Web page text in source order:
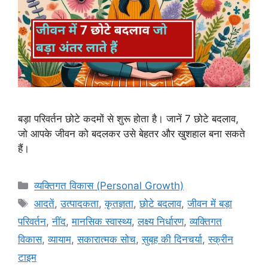
बड़ा परिवर्तन छोटे कदमों से शुरू होता है। जानें 7 छोटे बदलाव,
जो आपके जीवन को बदलकर उसे बेहतर और खुशहाल बना सकते
हैं।
Categories
व्यक्तिगत विकास (Personal Growth)
Tags
आदतें,उत्पादकता,कृतज्ञता,छोटे बदलाव,जीवन में बड़ा
परिवर्तन,नींद,मानसिक स्वास्थ्य,लक्ष्य निर्धारण,व्यक्तिगत
विकास,व्यायाम,सकारात्मक सोच,सुबह की दिनचर्या,स्क्रीन
टाइम